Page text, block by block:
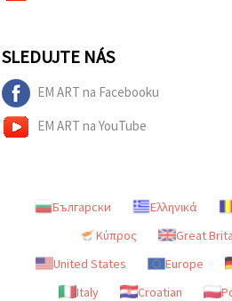
SLEDUJTE NÁS
EM ART na Facebooku
EM ART na YouTube
Български Ελληνικά
Κύπρος
Great
United States
Europe
Italy
Croatian